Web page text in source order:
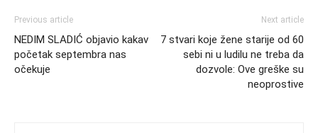
Previous article
NEDIM SLADIĆ objavio kakav
početak septembra nas
očekuje
Next article
7 stvari koje žene starije od 60
sebi ni u ludilu ne treba da
dozvole: Ove greške su
neoprostive